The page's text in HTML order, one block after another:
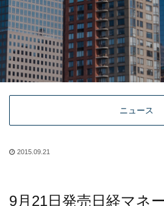
ニュース
2015.09.21
9月21日発売日経マネ